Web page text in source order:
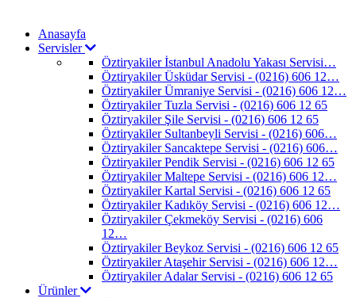
Anasayfa
Servisler
Öztiryakiler İstanbul Anadolu Yakası Servisi…
Öztiryakiler Üsküdar Servisi - (0216) 606 12…
Öztiryakiler Ümraniye Servisi - (0216) 606 12…
Öztiryakiler Tuzla Servisi - (0216) 606 12 65
Öztiryakiler Şile Servisi - (0216) 606 12 65
Öztiryakiler Sultanbeyli Servisi - (0216) 606…
Öztiryakiler Sancaktepe Servisi - (0216) 606…
Öztiryakiler Pendik Servisi - (0216) 606 12 65
Öztiryakiler Maltepe Servisi - (0216) 606 12…
Öztiryakiler Kartal Servisi - (0216) 606 12 65
Öztiryakiler Kadıköy Servisi - (0216) 606 12…
Öztiryakiler Çekmeköy Servisi - (0216) 606
12…
Öztiryakiler Beykoz Servisi - (0216) 606 12 65
Öztiryakiler Ataşehir Servisi - (0216) 606 12…
Öztiryakiler Adalar Servisi - (0216) 606 12 65
Ürünler